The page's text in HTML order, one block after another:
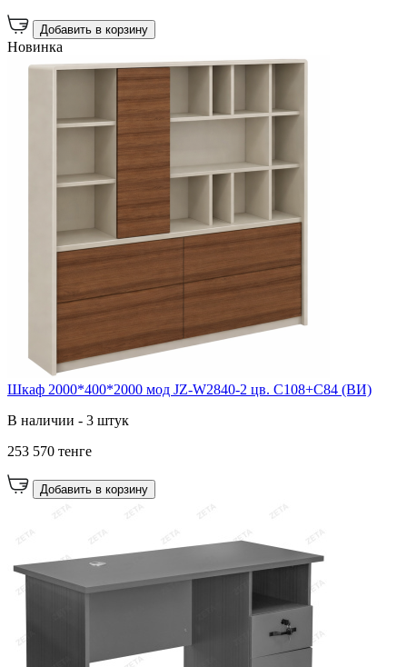
Добавить в корзину
Новинка
Шкаф 2000*400*2000 мод JZ-W2840-2 цв. C108+C84 (ВИ)
В наличии - 3 штук
253 570 тенге
Добавить в корзину